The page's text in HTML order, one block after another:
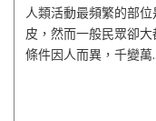
人類活動最頻繁的部
皮，然而一般民眾卻
條件因人而異，千變萬